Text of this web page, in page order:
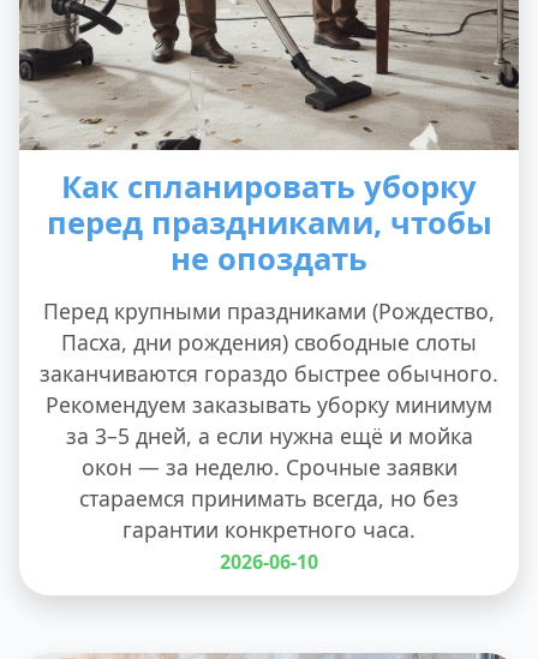
Как спланировать уборку
перед праздниками, чтобы
не опоздать
Перед крупными праздниками (Рождество,
Пасха, дни рождения) свободные слоты
заканчиваются гораздо быстрее обычного.
Рекомендуем заказывать уборку минимум
за 3–5 дней, а если нужна ещё и мойка
окон — за неделю. Срочные заявки
стараемся принимать всегда, но без
гарантии конкретного часа.
2026-06-10